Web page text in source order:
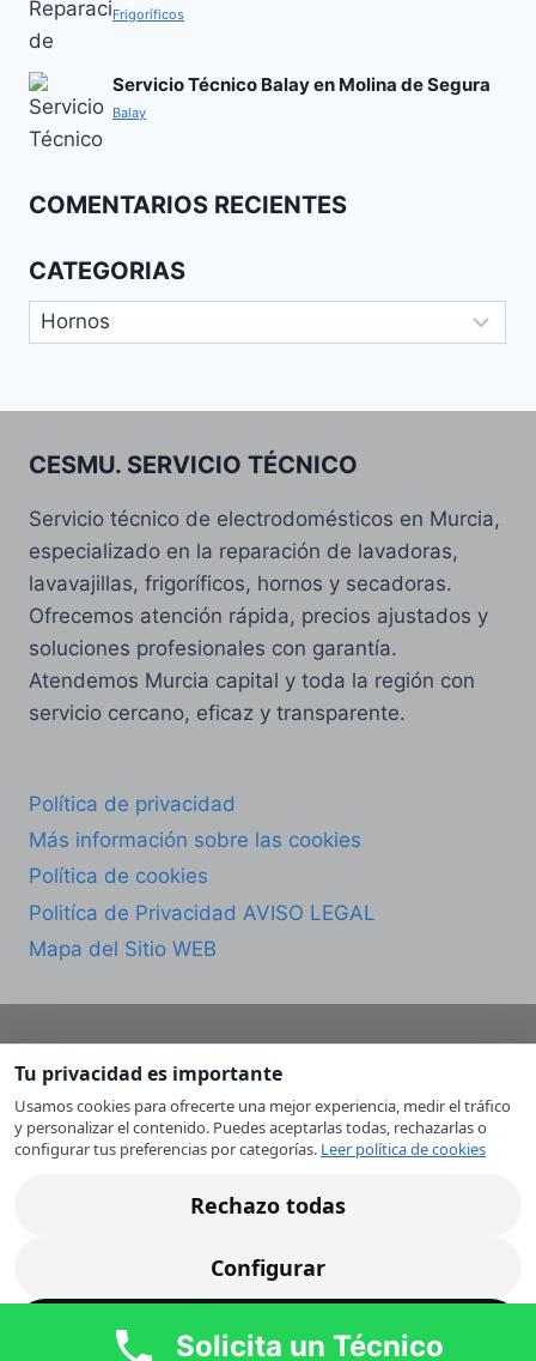
Frigoríficos
Servicio Técnico Balay en Molina de Segura
Balay
COMENTARIOS RECIENTES
CATEGORIAS
Categorias
CESMU. SERVICIO TÉCNICO
Servicio técnico de electrodomésticos en Murcia,
especializado en la reparación de lavadoras,
lavavajillas, frigoríficos, hornos y secadoras.
Ofrecemos atención rápida, precios ajustados y
soluciones profesionales con garantía.
Atendemos Murcia capital y toda la región con
servicio cercano, eficaz y transparente.
Política de privacidad
Más información sobre las cookies
Política de cookies
Politíca de Privacidad AVISO LEGAL
Mapa del Sitio WEB
© 2026 CESMU Servicio Técnico de
Electrodomésticos en Murcia. Todos los derechos
reservados.
somos Servicio Técnico Oficial de ninguna marca.
respectivos propietarios y se utilizan únicamente
con fines descriptivos.
Tu privacidad es importante
Usamos cookies para ofrecerte una mejor experiencia, medir el tráfico
y personalizar el contenido. Puedes aceptarlas todas, rechazarlas o
configurar tus preferencias por categorías. Leer política de cookies
Rechazo todas
Configurar
Acepto todas
Solicita un Técnico